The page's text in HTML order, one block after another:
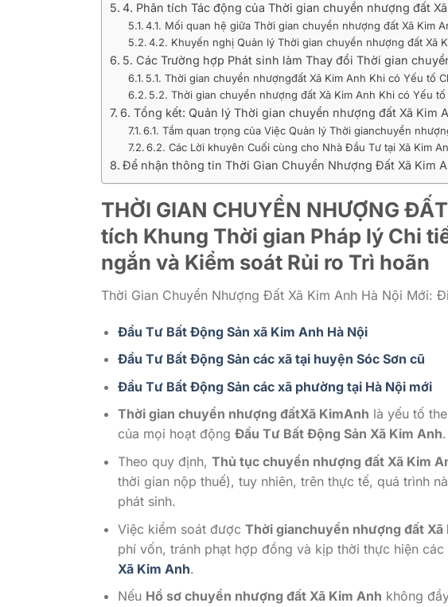
4. Phân tích Tác động của Thời gian chuyển nhượng đất
4.1. Mối quan hệ giữa Thời gian chuyển nhượng đất Xã Kim
4.2. Khuyến nghị Quản lý Thời gian chuyển nhượng đất Xã
5. Các Trường hợp Phát sinh làm Thay đổi Thời gian
5.1. Thời gian chuyển nhượngđất Xã Kim Anh Khi có Yếu tố
5.2. Thời gian chuyển nhượng đất Xã Kim Anh Khi có Yếu
6. Tổng kết: Quản lý Thời gian chuyển nhượng đất Xã Kim
6.1. Tầm quan trọng của Việc Quản lý Thời gianchuyển
6.2. Các Lời khuyên Cuối cùng cho Nhà Đầu Tư tại Xã Kim
Để nhận thông tin Thời Gian Chuyển Nhượng Đất Xã Kim
THỜI GIAN CHUYỂN NHƯỢNG
tích Khung Thời gian Pháp lý Chi
ngắn và Kiểm soát Rủi ro Trì hoãn
Thời Gian Chuyển Nhượng Đất Xã Kim Anh Hà Nội Mới:
Đầu Tư Bất Động Sản xã Kim Anh Hà Nội
Đầu Tư Bất Động Sản các xã tại huyện Sóc Sơn cũ
Đầu Tư Bất Động Sản các xã phường tại Hà Nội mới
Thời gian chuyển nhượng đấtXã KimAnh là yếu tố
của mọi hoạt động Đầu Tư Bất Động Sản Xã Kim Anh.
Theo quy định, Thủ tục chuyển nhượng đất Xã Kim
thời gian nộp thuế), tuy nhiên, trên thực tế, quá trình
phát sinh.
Việc kiểm soát được Thời gianchuyển nhượng đất Xã
phí vốn, tránh phạt hợp đồng và kịp thời thực hiện các
Xã Kim Anh.
Nếu Hồ sơ chuyển nhượng đất Xã Kim Anh không